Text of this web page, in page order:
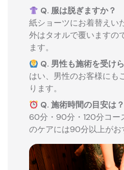
Q. 服は脱ぎますか？
紙ショーツにお着替えい
外はタオルで覆いますの
ます。
Q. 男性も施術を受け
はい、男性のお客様にも
ります。
Q. 施術時間の目安は？
60分・90分・120分コー
のケアには90分以上がお